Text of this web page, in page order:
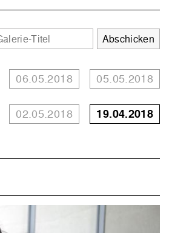
06.05.2018 05.05.2018
02.05.2018 19.04.2018